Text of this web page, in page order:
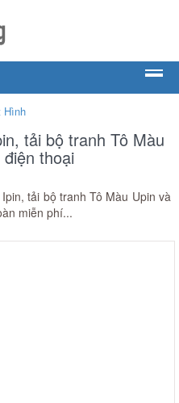
Hình
tải bộ tranh Tô Màu
thoại
tải bộ tranh Tô Màu Upin và
miễn phí...